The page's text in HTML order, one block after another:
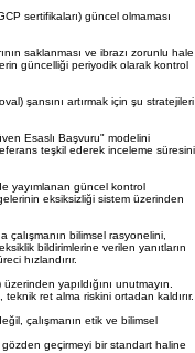
sadelikte olmalı ve 2026 güncel
sertifikaları) güncel olmaması
saklanması ve ibrazı zorunlu hale
güncelliği periyodik olarak kontrol
şansını artırmak için şu stratejileri
Esaslı Başvuru" modelini
teşkil ederek inceleme süresini
yayımlanan güncel kontrol
eksiksizliği sistem üzerinden
bilimsel rasyonelini,
bildirimlerine verilen yanıtların
hızlandırır.
yapıldığını unutmayın.
ret alma riskini ortadan kaldırır.